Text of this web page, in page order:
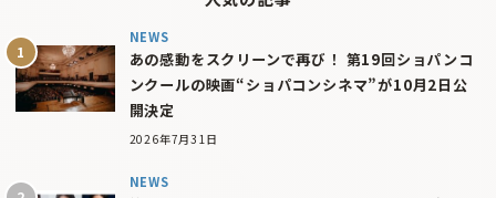
NEWS
あの感動をスクリーンで再び！ 第19回ショパンコ
ンクールの映画“ショパコンシネマ”が10月2日公
開決定
2026年7月31日
NEWS